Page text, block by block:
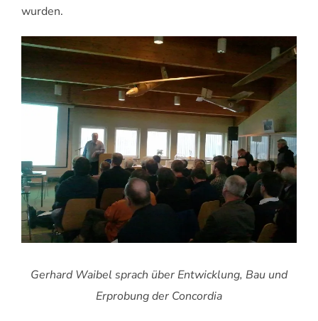
wurden.
Gerhard Waibel sprach über Entwicklung, Bau und
Erprobung der Concordia